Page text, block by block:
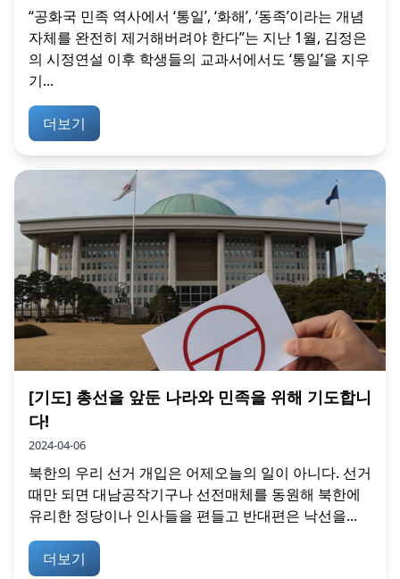
“공화국 민족 역사에서 ‘통일’, ‘화해’, ‘동족’이라는 개념
자체를 완전히 제거해버려야 한다”는 지난 1월, 김정은
의 시정연설 이후 학생들의 교과서에서도 ‘통일’을 지우
기...
더보기
[기도] 총선을 앞둔 나라와 민족을 위해 기도합니
다!
2024-04-06
북한의 우리 선거 개입은 어제오늘의 일이 아니다. 선거
때만 되면 대남공작기구나 선전매체를 동원해 북한에
유리한 정당이나 인사들을 편들고 반대편은 낙선을...
더보기